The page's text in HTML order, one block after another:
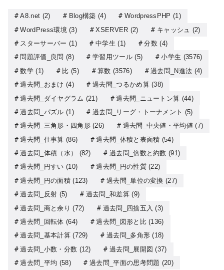
A8.net (2) Blog構築 (4) WordpressPHP (1)
WordPress環境 (3) XSERVER (2) キャッシュ (2)
スターサーバー (1) 中学生 (1) 分数(4)
問題評価_良問 (8) 学習用ツール(5) 小学生 (3576)
数学(1) 比 (5) 算数 (3576) 過去問_N進法 (4)
過去問_おまけ (4) 過去問_つるかめ算(38)
過去問_ダイヤグラム (21) 過去問_ニュートン算 (44)
過去問_パズル (1) 過去問_リーグ・トーナメント (5)
過去問_三角形・四角形(26) 過去問_中央値・平均値 (7)
過去問_仕事算 (86) 過去問_体積と表面積 (54)
過去問_体積（水）
(82) 過去問_倍数と約数 (91)
過去問_円すい (10) 過去問_円の性質(22)
過去問_円の面積(123) 過去問_単位の変換 (27)
過去問_反射 (5) 過去問_和差算(9)
過去問_商と余り (72) 過去問_四捨五入 (3)
過去問_回転体 (64) 過去問_図形と比(136)
過去問_基本計算(729) 過去問_多角形 (18)
過去問_小数・分数 (12) 過去問_展開図 (37)
過去問_平均 (58) 過去問_平面の思考問題 (20)